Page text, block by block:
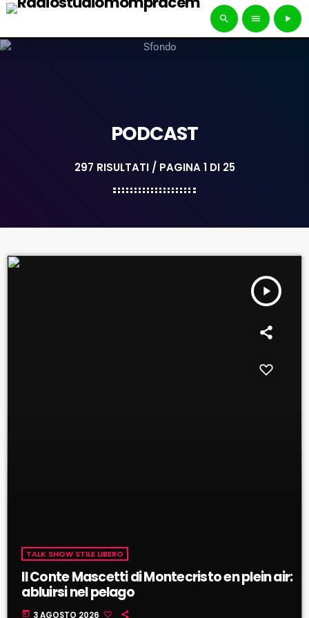
search menu play_arrow
PODCAST
297 RISULTATI / PAGINA 1 DI 25
play_arrow
TALK SHOW STILE LIBERO
Il Conte Mascetti di Montecristo en plein air:
abluirsi nel pelago
today 3 AGOSTO 2026